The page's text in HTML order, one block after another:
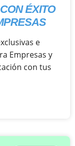
ÉXITO
e
Empresas y
con tus